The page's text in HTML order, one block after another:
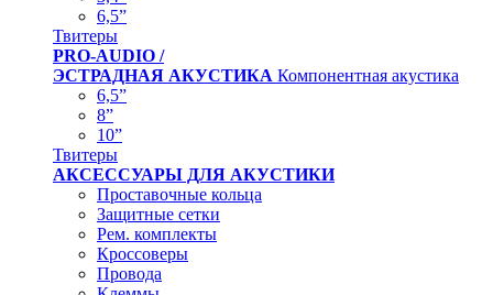
6,5”
Твитеры
PRO-AUDIO /
ЭСТРАДНАЯ АКУСТИКА Компонентная акустика
6,5”
8”
10”
Твитеры
АКСЕССУАРЫ ДЛЯ АКУСТИКИ
Проставочные кольца
Защитные сетки
Рем. комплекты
Кроссоверы
Провода